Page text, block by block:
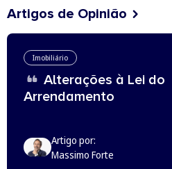
Artigos de Opinião
Imobiliário
Alterações à Lei do
Arrendamento
Artigo por:
Massimo Forte